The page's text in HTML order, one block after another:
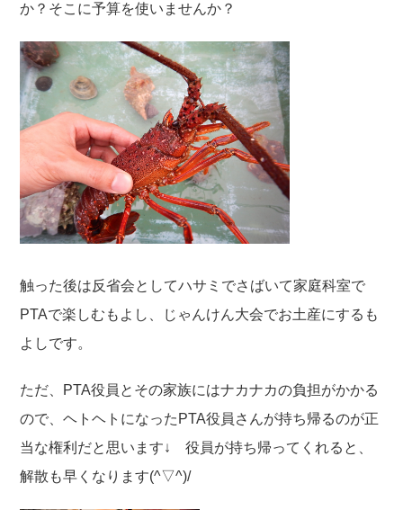
か？そこに予算を使いませんか？
触った後は反省会としてハサミでさばいて家庭科室で
PTAで楽しむもよし、じゃんけん大会でお土産にするも
よしです。
ただ、PTA役員とその家族にはナカナカの負担がかかる
ので、ヘトヘトになったPTA役員さんが持ち帰るのが正
当な権利だと思います↓ 役員が持ち帰ってくれると、
解散も早くなります(^▽^)/